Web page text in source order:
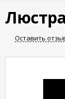
возврат
Новости
Оставить